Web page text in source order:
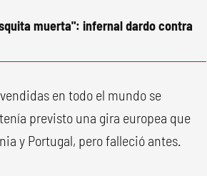
muerta": infernal dardo contra
en todo el mundo se
previsto una gira europea que
y Portugal, pero falleció antes.